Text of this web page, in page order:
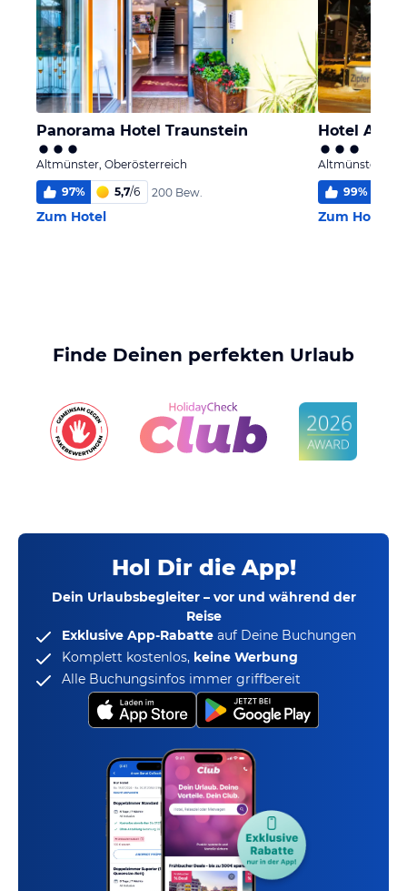
Panorama Hotel Traunstein
Altmünster, Oberösterreich
97% 5,7/6 200 Bew.
Zum Hotel
Hotel
Altmünster,
99%
Zum Hotel
Finde Deinen perfekten Urlaub
Hol Dir die App!
Dein Urlaubsbegleiter – vor und während der
Reise
Exklusive App-Rabatte auf Deine Buchungen
Komplett kostenlos, keine Werbung
Alle Buchungsinfos immer griffbereit